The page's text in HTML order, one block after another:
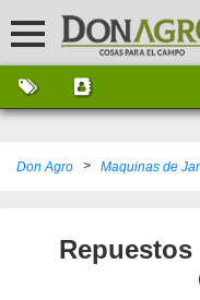
Don Agro > Maquinas de